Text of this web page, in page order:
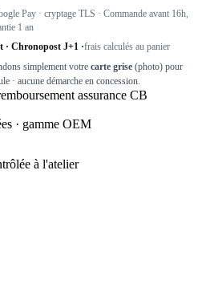
Pay · cryptage TLS · Commande avant 16h,
1 an
· Chronopost J+1 ·frais calculés au panier
simplement votre carte grise (photo) pour
· aucune démarche en concession.
assurance CB
· gamme OEM
à l'atelier